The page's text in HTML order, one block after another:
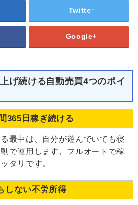
Twitter
Google+
げ続ける自動売買4つのポイ
365日稼ぎ続ける
最中は、自分が遊んでいても寝
で運用します。フルオートで稼
タリです。
しない不労所得